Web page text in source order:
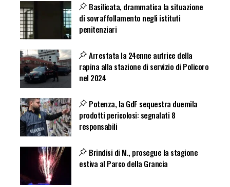
Basilicata, drammatica la situazione
di sovraffollamento negli istituti
penitenziari
Arrestata la 24enne autrice della
rapina alla stazione di servizio di Policoro
nel 2024
Potenza, la GdF sequestra duemila
prodotti pericolosi: segnalati 8
responsabili
Brindisi di M., prosegue la stagione
estiva al Parco della Grancia